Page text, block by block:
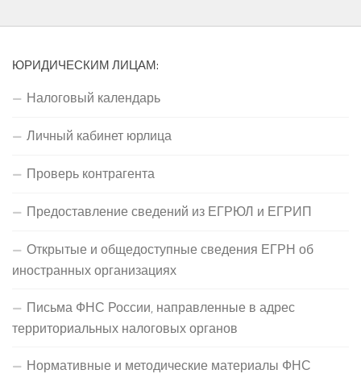
ЮРИДИЧЕСКИМ ЛИЦАМ:
Налоговый календарь
Личный кабинет юрлица
Проверь контрагента
Предоставление сведений из ЕГРЮЛ и ЕГРИП
Открытые и общедоступные сведения ЕГРН об
иностранных организациях
Письма ФНС России, направленные в адрес
территориальных налоговых органов
Нормативные и методические материалы ФНС